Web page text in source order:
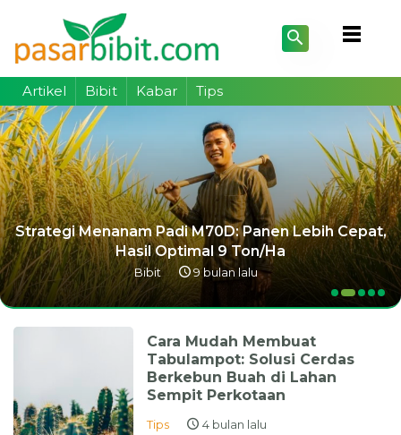
Artikel Bibit Kabar Tips
10 Padi Unggul Paling Dicari Petani 2025: Potensi
Hasil 10 Ton/Ha!
Bibit 9 bulan lalu
Cara Mudah Membuat
Tabulampot: Solusi Cerdas
Berkebun Buah di Lahan
Sempit Perkotaan
Tips 4 bulan lalu